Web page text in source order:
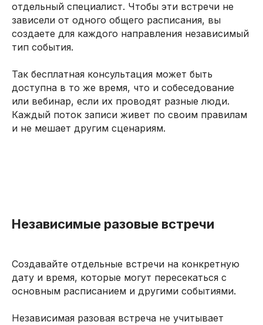
отдельный специалист. Чтобы эти встречи не
зависели от одного общего расписания, вы
создаете для каждого направления независимый
тип события.
Так бесплатная консультация может быть
доступна в то же время, что и собеседование
или вебинар, если их проводят разные люди.
Каждый поток записи живет по своим правилам
и не мешает другим сценариям.
Независимые разовые встречи
Создавайте отдельные встречи на конкретную
дату и время, которые могут пересекаться с
основным расписанием и другими событиями.
Независимая разовая встреча не учитывает